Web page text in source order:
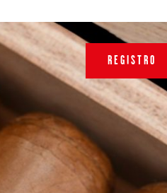
REGISTRO